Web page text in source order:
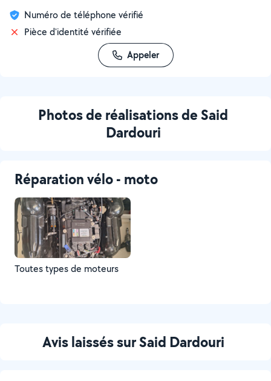
Numéro de téléphone vérifié
Pièce d'identité vérifiée
Appeler
Photos de réalisations de Said
Dardouri
Réparation vélo - moto
Toutes types de moteurs
Avis laissés sur Said Dardouri